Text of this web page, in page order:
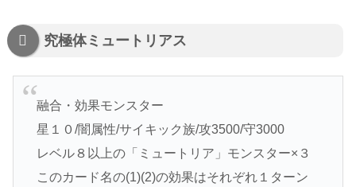
究極体ミュートリアス
融合・効果モンスター
星１０/闇属性/サイキック族/攻3500/守3000
レベル８以上の「ミュートリア」モンスター×３
このカード名の(1)(2)の効果はそれぞれ１ターン